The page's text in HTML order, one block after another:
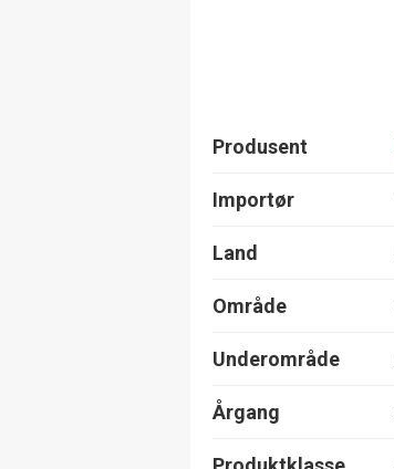
Produsent
Importør
Land
Område
Underområde
Årgang